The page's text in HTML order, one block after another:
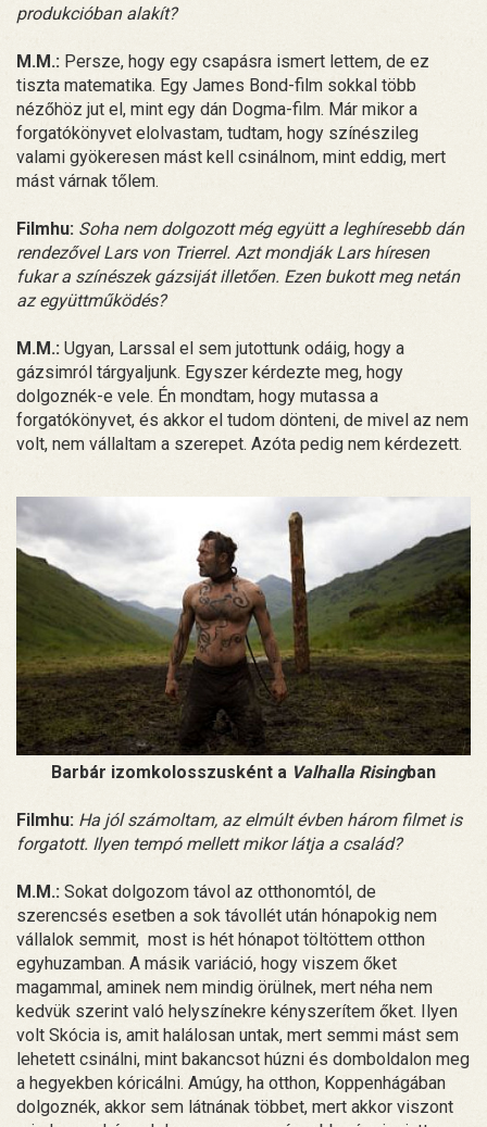
produkcióban alakít?
M.M.: Persze, hogy egy csapásra ismert lettem, de ez
tiszta matematika. Egy James Bond-film sokkal több
nézőhöz jut el, mint egy dán Dogma-film. Már mikor a
forgatókönyvet elolvastam, tudtam, hogy színészileg
valami gyökeresen mást kell csinálnom, mint eddig, mert
mást várnak tőlem.
Filmhu: Soha nem dolgozott még együtt a leghíresebb dán
rendezővel Lars von Trierrel. Azt mondják Lars híresen
fukar a színészek gázsiját illetően. Ezen bukott meg netán
az együttműködés?
M.M.: Ugyan, Larssal el sem jutottunk odáig, hogy a
gázsimról tárgyaljunk. Egyszer kérdezte meg, hogy
dolgoznék-e vele. Én mondtam, hogy mutassa a
forgatókönyvet, és akkor el tudom dönteni, de mivel az nem
volt, nem vállaltam a szerepet. Azóta pedig nem kérdezett.
Barbár izomkolosszusként a Valhalla Risingban
Filmhu: Ha jól számoltam, az elmúlt évben három filmet is
forgatott. Ilyen tempó mellett mikor látja a család?
M.M.: Sokat dolgozom távol az otthonomtól, de
szerencsés esetben a sok távollét után hónapokig nem
vállalok semmit, most is hét hónapot töltöttem otthon
egyhuzamban. A másik variáció, hogy viszem őket
magammal, aminek nem mindig örülnek, mert néha nem
kedvük szerint való helyszínekre kényszerítem őket. Ilyen
volt Skócia is, amit halálosan untak, mert semmi mást sem
lehetett csinálni, mint bakancsot húzni és domboldalon meg
a hegyekben kóricálni. Amúgy, ha otthon, Koppenhágában
dolgoznék, akkor sem látnának többet, mert akkor viszont